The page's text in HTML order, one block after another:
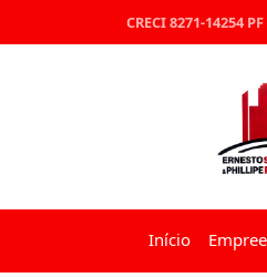
CRECI 8271-14254 PF
Início